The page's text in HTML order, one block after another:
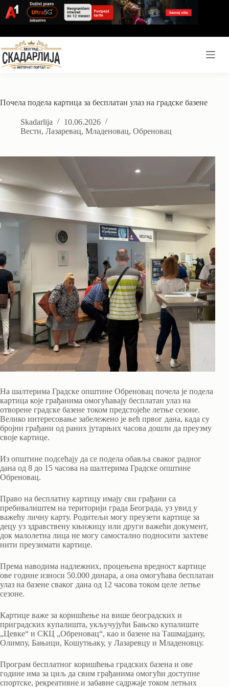
Почела подела картица за бесплатан улаз на градске базене
Skadarlija
10.06.2026
Вести, Лазаревац, Младеновац, Обреновац
На шалтерима Градске општине Обреновац почела је подела
картица које грађанима омогућавају бесплатан улаз на
отворене градске базене током предстојеће летње сезоне.
Велико интересовање забележено је већ првог дана, када су
бројни грађани од раних јутарњих часова дошли да преузму
своје картице.
Из општине подсећају да се подела обавља сваког радног
дана од 8 до 15 часова на шалтерима Градске општине
Обреновац.
Право на бесплатну картицу имају сви грађани са
пребивалиштем на територији града Београда, уз увид у
важећу личну карту. Родитељи могу преузети картице за
децу уз здравствену књижицу или други важећи документ,
док малолетна лица не могу самостално подносити захтеве
нити преузимати картице.
Према наводима надлежних, процењена вредност картице
ове године износи 50.000 динара, а она омогућава бесплатан
улаз на базене сваког дана од 12 часова током целе летње
сезоне.
Картице важе за коришћење на више београдских и
приградских купалишта, укључујући Бањско купалиште
„Цевке“ и СКЦ „Обреновац“, као и базене на Ташмајдану,
Олимпу, Бањици, Кошутњаку, у Лазаревцу и Младеновцу.
Програм бесплатног коришћења градских базена и ове
године има за циљ да свим грађанима омогући доступне
спортске, рекреативне и забавне садржаје током летњих